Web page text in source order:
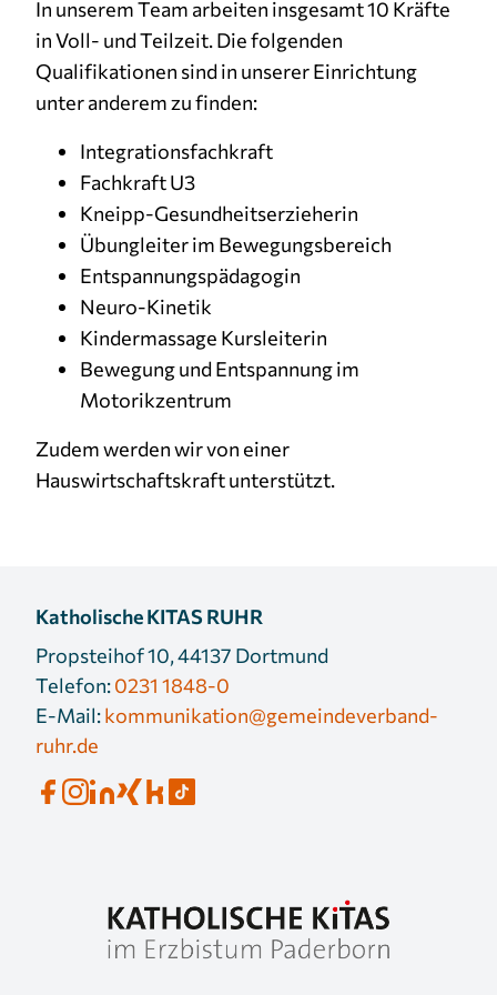
In unserem Team arbeiten insgesamt 10 Kräfte
in Voll- und Teilzeit. Die folgenden
Qualifikationen sind in unserer Einrichtung
unter anderem zu finden:
Integrationsfachkraft
Fachkraft U3
Kneipp-Gesundheitserzieherin
Übungleiter im Bewegungsbereich
Entspannungspädagogin
Neuro-Kinetik
Kindermassage Kursleiterin
Bewegung und Entspannung im
Motorikzentrum
Zudem werden wir von einer
Hauswirtschaftskraft unterstützt.
Katholische KITAS RUHR
Propsteihof 10, 44137 Dortmund
Telefon:0231 1848-0
E-Mail:kommunikation@gemeindeverband-
ruhr.de
1 Jahr
MARKETING
verwendet, um personalisierte Werbung
anzuzeigen. Sie tun dies, indem sie Besucher über
Websites hinweg verfolgen.
Facebook Pixel
Name:
_fbp
Anbieter:
Facebook
Zweck:
Auswertung der Leistung von Werbekampagnen.